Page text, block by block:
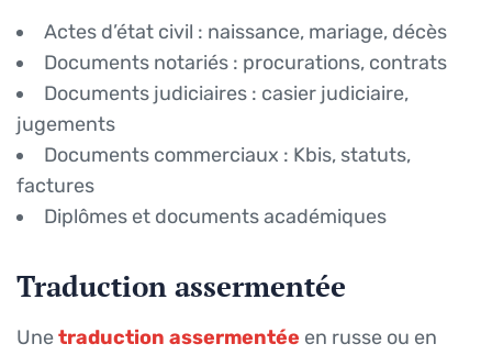
Actes d’état civil : naissance, mariage, décès
Documents notariés : procurations, contrats
Documents judiciaires : casier judiciaire,
jugements
Documents commerciaux : Kbis, statuts,
factures
Diplômes et documents académiques
Traduction assermentée
Unetraduction assermentée en russe ou en